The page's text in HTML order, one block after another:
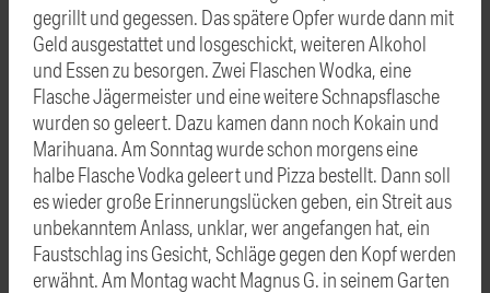
gegrillt und gegessen. Das spätere Opfer wurde dann mit
Geld ausgestattet und losgeschickt, weiteren Alkohol
und Essen zu besorgen. Zwei Flaschen Wodka, eine
Flasche Jägermeister und eine weitere Schnapsflasche
wurden so geleert. Dazu kamen dann noch Kokain und
Marihuana. Am Sonntag wurde schon morgens eine
halbe Flasche Vodka geleert und Pizza bestellt. Dann soll
es wieder große Erinnerungslücken geben, ein Streit aus
unbekanntem Anlass, unklar, wer angefangen hat, ein
Faustschlag ins Gesicht, Schläge gegen den Kopf werden
erwähnt. Am Montag wacht Magnus G. in seinem Garten